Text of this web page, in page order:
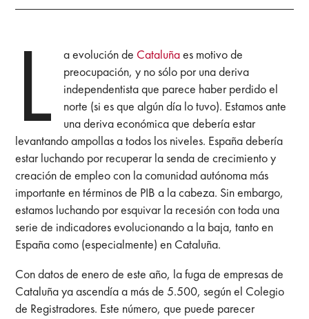
L a evolución de Cataluñaes motivo de
preocupación, y no sólo por una deriva
independentista que parece haber perdido el
norte (si es que algún día lo tuvo). Estamos ante
una deriva económica que debería estar
levantando ampollas a todos los niveles. España debería
estar luchando por recuperar la senda de crecimiento y
creación de empleo con la comunidad autónoma más
importante en términos de PIB a la cabeza. Sin embargo,
estamos luchando por esquivar la recesión con toda una
serie de indicadores evolucionando a la baja, tanto en
España como (especialmente) en Cataluña.
Con datos de enero de este año, la fuga de empresas de
Cataluña ya ascendía a más de 5.500, según el Colegio
de Registradores. Este número, que puede parecer